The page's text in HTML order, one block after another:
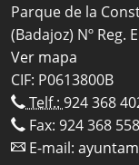
Parque de la
(Badajoz) Nº Reg.
Ver mapa
CIF: P0613800B
Telf.: 924 368
Fax: 924 368 558
E-mail: